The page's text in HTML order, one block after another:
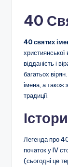
40
40 святих
християнської
відданість і
багатьох
імена, а також
традиції.
Легенда про
початок у IV
(сьогодні це